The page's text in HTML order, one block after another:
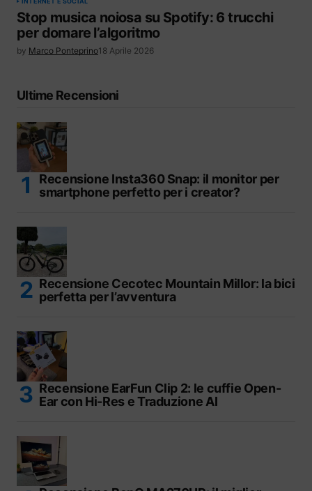
Stop musica noiosa su Spotify: 6 trucchi
per domare l’algoritmo
by Marco Ponteprino18 Aprile 2026
Ultime Recensioni
Recensione Insta360 Snap: il monitor per
smartphone perfetto per i creator?
Recensione Cecotec Mountain Millor: la bici
perfetta per l’avventura
Recensione EarFun Clip 2: le cuffie Open-
Ear con Hi-Res e Traduzione AI